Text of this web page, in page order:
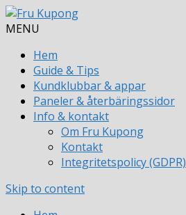
MENU
Hem
Guide & Tips
Kundklubbar & appar
Paneler & återbäringssidor
Info & kontakt
Om Fru Kupong
Kontakt
Integritetspolicy (GDPR)
Skip to content